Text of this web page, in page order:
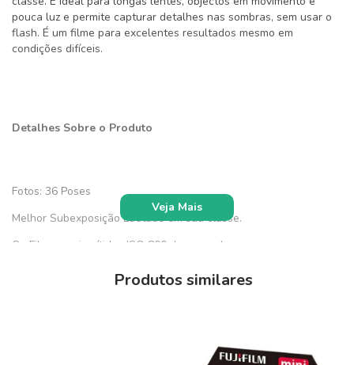
pouca luz e permite capturar detalhes nas sombras, sem usar o
flash. É um filme para excelentes resultados mesmo em
condições difíceis.
Detalhes Sobre o Produto
Fotos: 36 Poses
Melhor Subexposição Latitude em sua classe.
Os Filmes mais nítidos ISO 800 do mercado.
Ideal Para telefoto e pouca luz.
Veja Mais
Produtos similares